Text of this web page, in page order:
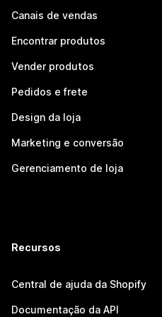
Canais de vendas
Encontrar produtos
Vender produtos
Pedidos e frete
Design da loja
Marketing e conversão
Gerenciamento de loja
Recursos
Central de ajuda da Shopify
Documentação da API